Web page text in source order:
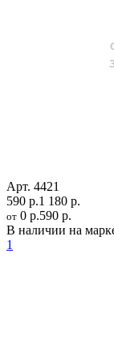
Арт. 4421
590 р.1 180 р.
от 0 р.590 р.
В наличии на
1